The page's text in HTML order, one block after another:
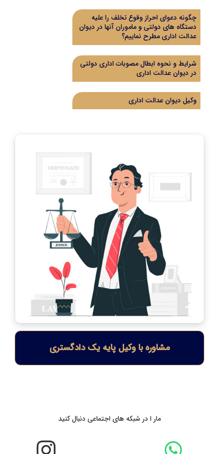
چگونه دعوای احراز وقوع تخلف را علیه
دستگاه های دولتی و ماموران آنها در دیوان
عدالت اداری مطرح نماییم؟
شرایط و نحوه ابطال مصوبات اداری دولتی
در دیوان عدالت اداری
وکیل دیوان عدالت اداری
مشاوره با وکیل پایه یک دادگستری
مار ا در شبکه های اجتماعی دنبال کنید